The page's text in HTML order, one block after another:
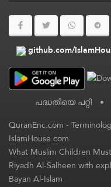
github.com/
പദ്ധതിയെ പറ്റി •
QuranEnc.com-
IslamHouse.com
What Muslim Children
Riyadh Al-Salheen with
Bayan Al-Islam